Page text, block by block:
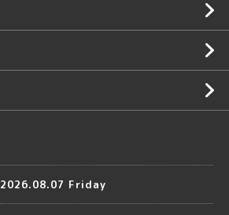
2026.08.07 Friday